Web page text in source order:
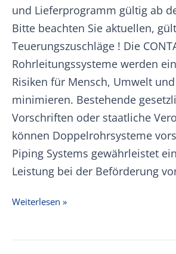
und Lieferprogramm gültig ab
Bitte beachten Sie aktuellen,
Teuerungszuschläge ! Die
Rohrleitungssysteme werden
Risiken für Mensch, Umwelt
minimieren. Bestehende
Vorschriften oder staatliche
können Doppelrohrsysteme
Piping Systems gewährleistet
Leistung bei der Beförderung
+GF+
IT
Weiterlesen »